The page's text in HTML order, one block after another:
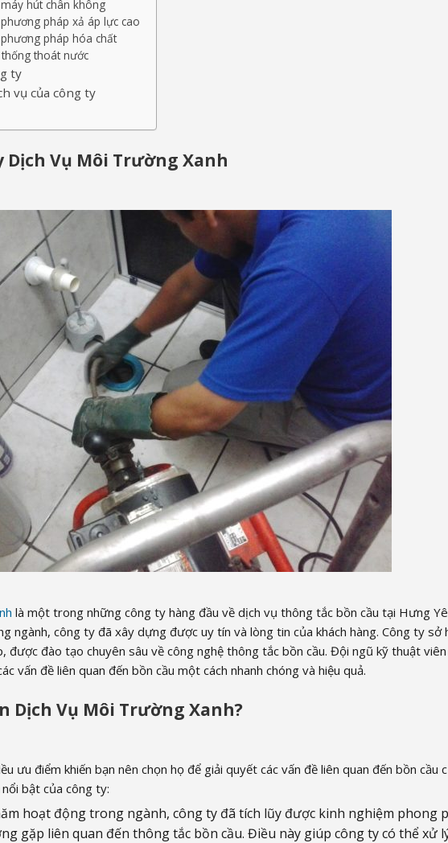
hút chân không
pháp xả áp lực cao
pháp hóa chất
thoát nước
ty
vụ của công ty
Vụ Môi Trường Xanh
là một trong những công ty hàng đầu về dịch vụ thông tắc bồn cầu tại Hưng
ngành, công ty đã xây dựng được uy tín và lòng tin của khách hàng. Công ty sở
được đào tạo chuyên sâu về công nghệ thông tắc bồn cầu. Đội ngũ kỹ thuật
vấn đề liên quan đến bồn cầu một cách nhanh chóng và hiệu quả.
Dịch Vụ Môi Trường Xanh?
ưu điểm khiến bạn nên chọn họ để giải quyết các vấn đề liên quan đến bồn cầu
bật của công ty:
hoạt động trong ngành, công ty đã tích lũy được kinh nghiệm phong
gặp liên quan đến thông tắc bồn cầu. Điều này giúp công ty có thể xử